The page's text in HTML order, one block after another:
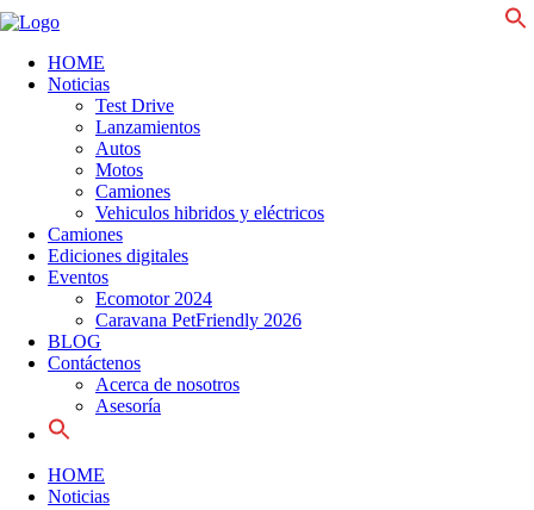
HOME
Noticias
Test Drive
Lanzamientos
Autos
Motos
Camiones
Vehiculos hibridos y eléctricos
Camiones
Ediciones digitales
Eventos
Ecomotor 2024
Caravana PetFriendly 2026
BLOG
Contáctenos
Acerca de nosotros
Asesoría
Search
HOME
Noticias